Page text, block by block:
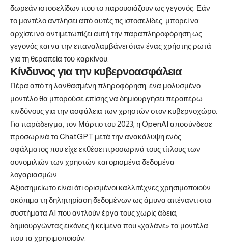
δωρεάν ιστοσελίδων που το παρουσιάζουν ως γεγονός. Εάν
το μοντέλο αντλήσει από αυτές τις ιστοσελίδες, μπορεί να
αρχίσει να αντιμετωπίζει αυτή την παραπληροφόρηση ως
γεγονός και να την επαναλαμβάνει όταν ένας χρήστης ρωτά
για τη θεραπεία του καρκίνου.
Κίνδυνος για την κυβερνοασφάλεια
Πέρα από τη λανθασμένη πληροφόρηση, ένα μολυσμένο
μοντέλο θα μπορούσε επίσης να δημιουργήσει περαιτέρω
κινδύνους για την ασφάλεια των χρηστών στον κυβερνοχώρο.
Για παράδειγμα, τον Μάρτιο του 2023, η OpenAI αποσύνδεσε
προσωρινά το ChatGPT μετά την ανακάλυψη ενός
σφάλματος που είχε εκθέσει προσωρινά τους τίτλους των
συνομιλιών των χρηστών και ορισμένα δεδομένα
λογαριασμών.
Αξιοσημείωτο είναι ότι ορισμένοι καλλιτέχνες χρησιμοποιούν
σκόπιμα τη δηλητηρίαση δεδομένων ως άμυνα απέναντι στα
συστήματα AI που αντλούν έργα τους χωρίς άδεια,
δημιουργώντας εικόνες ή κείμενα που «χαλάνε» τα μοντέλα
που τα χρησιμοποιούν.